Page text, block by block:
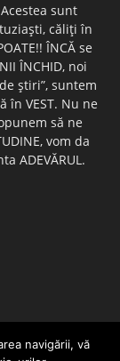
Acestea sunt
căliţi în
ÎNCĂ se
ÎNCHID, noi
ştiri”, suntem
în VEST. Nu ne
să ne
vom da
ADEVĂRUL.
Cod de conduita
navigării, vă